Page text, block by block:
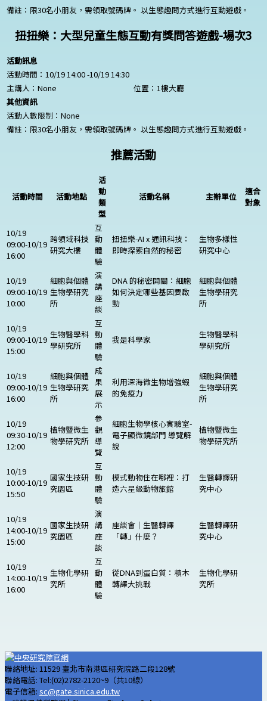
備註：限30名小朋友，需領取號碼牌。 以生態趣問方式進行互動遊戲。
扭扭樂：大型兒童生態互動有獎問答遊戲-場次3
活動訊息
活動時間：10/19 14:00 -10/19 14:30
主講人： None
位置：1樓大廳
其他資訊
活動人數限制： None
備註：限30名小朋友，需領取號碼牌。 以生態趣問方式進行互動遊戲。
推薦活動
活動時間 活動地點
活
動
類
型
活動名稱 主辦單位
適合
對象
10/19
09:00-10/19
16:00
跨領域科技
研究大樓
互
動
體
驗
扭扭樂-AI x 通訊科技：
即時探索自然的秘密
生物多樣性
研究中心
10/19
09:00-10/19
10:00
細胞與個體
生物學研究
所
演
講
座
談
DNA 的秘密開關：細胞
如何決定哪些基因要啟
動
細胞與個體
生物學研究
所
10/19
09:00-10/19
15:00
生物醫學科
學研究所
互
動
體
驗
我是科學家
生物醫學科
學研究所
10/19
09:00-10/19
16:00
細胞與個體
生物學研究
所
成
果
展
示
利用深海微生物增強蝦
的免疫力
細胞與個體
生物學研究
所
10/19
09:30-10/19
12:00
植物暨微生
物學研究所
參
觀
導
覽
細胞生物學核心實驗室-
電子顯微鏡部門 導覽解
說
植物暨微生
物學研究所
10/19
10:00-10/19
15:50
國家生技研
究園區
互
動
體
驗
模式動物住在哪裡：打
造六星級動物旅館
生醫轉譯研
究中心
10/19
14:00-10/19
15:00
國家生技研
究園區
演
講
座
談
座談會｜生醫轉譯
「轉」什麼？
生醫轉譯研
究中心
10/19
14:00-10/19
16:00
生物化學研
究所
互
動
體
驗
從DNA到蛋白質：積木
轉譯大挑戰
生物化學研
究所
聯絡地址: 11529 臺北市南港區研究院路二段128號
聯絡電話: Tel:(02)2782-2120~9（共10線）
電子信箱: sc@gate.sinica.edu.tw